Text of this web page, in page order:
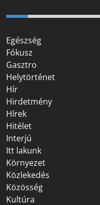
Egészség
Fókusz
Gasztro
Helytörténet
Hír
Hirdetmény
Hírek
Hitélet
Interjú
Itt lakunk
Környezet
Közlekedés
Közösség
Kultúra